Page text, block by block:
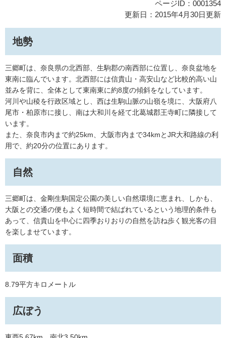
ページID：0001354
更新日：2015年4月30日更新
地勢
三郷町は、奈良県の北西部、生駒郡の南西部に位置し、奈良盆地を
東南に臨んでいます。北西部には信貴山・高安山など比較的高い山
並みを背に、全体として東南東に約8度の傾斜をなしています。
河川や山稜を行政区域とし、西は生駒山脈の山嶺を境に、大阪府八
尾市・柏原市に接し、南は大和川を経て北葛城郡王寺町に隣接して
います。
また、奈良市内まで約25km、大阪市内まで34kmとJR大和路線の利
用で、約20分の位置にあります。
自然
三郷町は、金剛生駒国定公園の美しい自然環境に恵まれ、しかも、
大阪との交通の便もよく短時間で結ばれているという地理的条件も
あって、信貴山を中心に四季おりおりの自然を訪ね歩く観光客の目
を楽しませています。
面積
8.79平方キロメートル
広ぼう